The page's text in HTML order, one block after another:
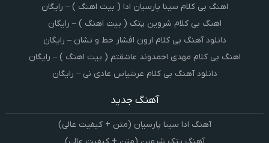
اهنگ بی کلام سینا پارسیان ادا ( بیت اهنگ ) – رایگان
اهنگ بی کلام شروین پتک ( بیت اهنگ ) – رایگان
دانلود آهنگ بی کلام ارون افشار خط و نشان – رایگان
اهنگ بی کلام مهدی احمدوند عاشقتم ( بیت اهنگ ) – رایگان
دانلود آهنگ بی کلام عرشیاس عادی نی – رایگان
آهنگ جدید
آهنگ ادا سینا پارسیان (متن + کیفیت عالی)